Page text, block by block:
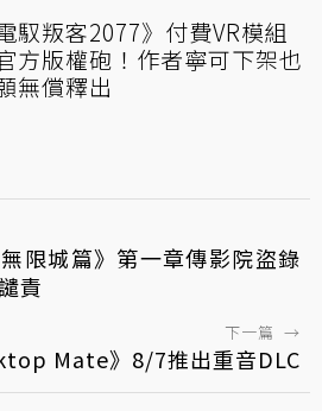
馭叛客2077》付費VR模組
方版權砲！作者寧可下架也
無償釋出
限城篇》第一章傳影院盜錄
責
下一篇 →
Mate》8/7推出重音DLC